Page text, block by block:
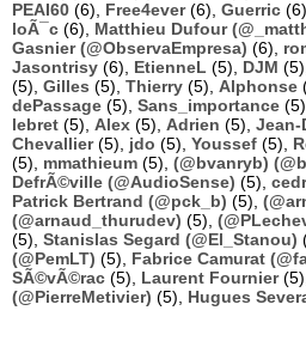
PEAI60 (6), Free4ever(6), Guerric (6),
loÃ¯c (6), Matthieu Dufour
Gasnier (@ObservaEmpresa) (6),
Jasontrisy (6), EtienneL (5), DJM (5),
(5), Gilles (5), Thierry (5), Alphonse
dePassage (5), Sans_importance (5),
lebret (5), Alex (5), Adrien (5), Jean-
Chevallier(5), jdo (5), Youssef (5),
(5), mmathieum (5), (@bvanryb)
DefrÃ©ville (@AudioSense) (5),
Patrick Bertrand (@pck_b) (5),
(@arnaud_thurudev) (5),
(5), Stanislas Segard (@El_Stanou)
(@PemLT) (5), Fabrice Camurat
SÃ©vÃ©rac (5), Laurent Fournier(5),
(@PierreMetivier) (5), Hugues